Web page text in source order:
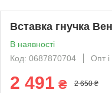
Вставка гнучка
В наявності
Код: 0687870704
Опт і
2 491 ₴ 2 650 ₴